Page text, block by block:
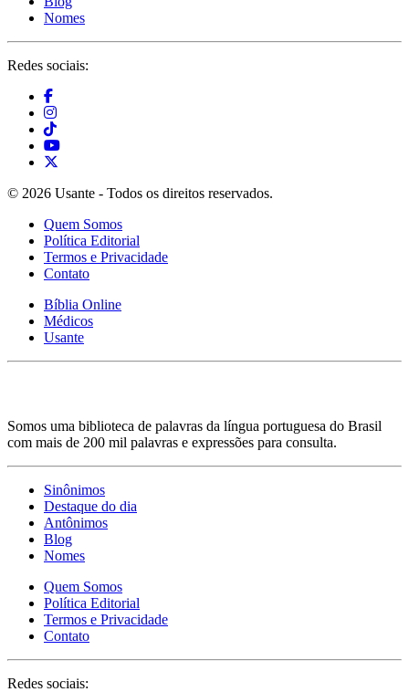
Nomes
Redes sociais:
© 2026 Usante - Todos os direitos reservados.
Quem Somos
Política Editorial
Termos e Privacidade
Contato
Bíblia Online
Médicos
Usante
Somos uma biblioteca de palavras da língua portuguesa do Brasil
com mais de 200 mil palavras e expressões para consulta.
Sinônimos
Destaque do dia
Antônimos
Blog
Nomes
Quem Somos
Política Editorial
Termos e Privacidade
Contato
Redes sociais: